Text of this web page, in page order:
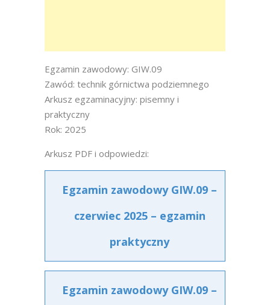
Egzamin zawodowy: GIW.09
Zawód: technik górnictwa podziemnego
Arkusz egzaminacyjny: pisemny i
praktyczny
Rok: 2025
Arkusz PDF i odpowiedzi:
Egzamin zawodowy GIW.09 –
czerwiec 2025 – egzamin
praktyczny
Egzamin zawodowy GIW.09 –